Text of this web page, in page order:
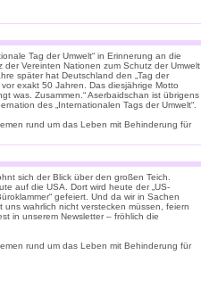
Tag der Umwelt“ in Erinnerung an die
der Vereinten Nationen zum Schutz der Umwelt
später hat Deutschland den „Tag der
exakt 50 Jahren. Das diesjährige Motto
was. Zusammen.“ Aserbaidschan ist übrigens
des „Internationalen Tags der Umwelt“.
rund um das Leben mit Behinderung für
sich der Blick über den großen Teich.
auf die USA. Dort wird heute der „US-
gefeiert. Und da wir in Sachen
uns wahrlich nicht verstecken müssen, feiern
in unserem Newsletter – fröhlich die
rund um das Leben mit Behinderung für